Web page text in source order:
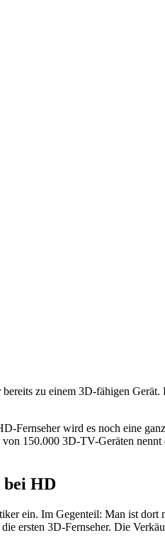
zu einem 3D-fähigen
Fernseher wird es noch eine
150.000 3D-TV-Geräten
bei HD
ein. Im Gegenteil: Man ist
ersten 3D-Fernseher. Die